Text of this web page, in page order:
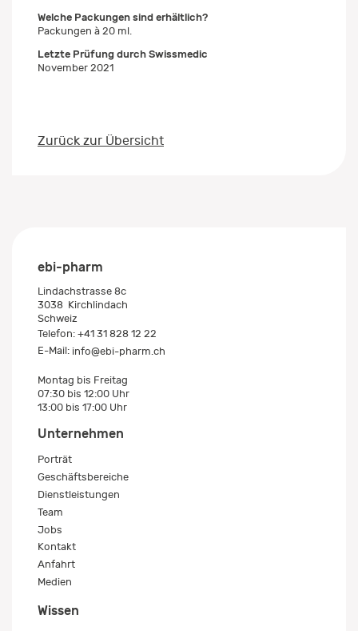
Welche Packungen sind erhältlich?
Packungen à 20 ml.
Letzte Prüfung durch Swissmedic
November 2021
Zurück zur Übersicht
ebi-pharm
Lindachstrasse 8c
3038 Kirchlindach
Schweiz
Telefon: +41 31 828 12 22
E-Mail: info@ebi-pharm.ch
Montag bis Freitag
07:30 bis 12:00 Uhr
13:00 bis 17:00 Uhr
Unternehmen
Porträt
Geschäftsbereiche
Dienstleistungen
Team
Jobs
Kontakt
Anfahrt
Medien
Wissen